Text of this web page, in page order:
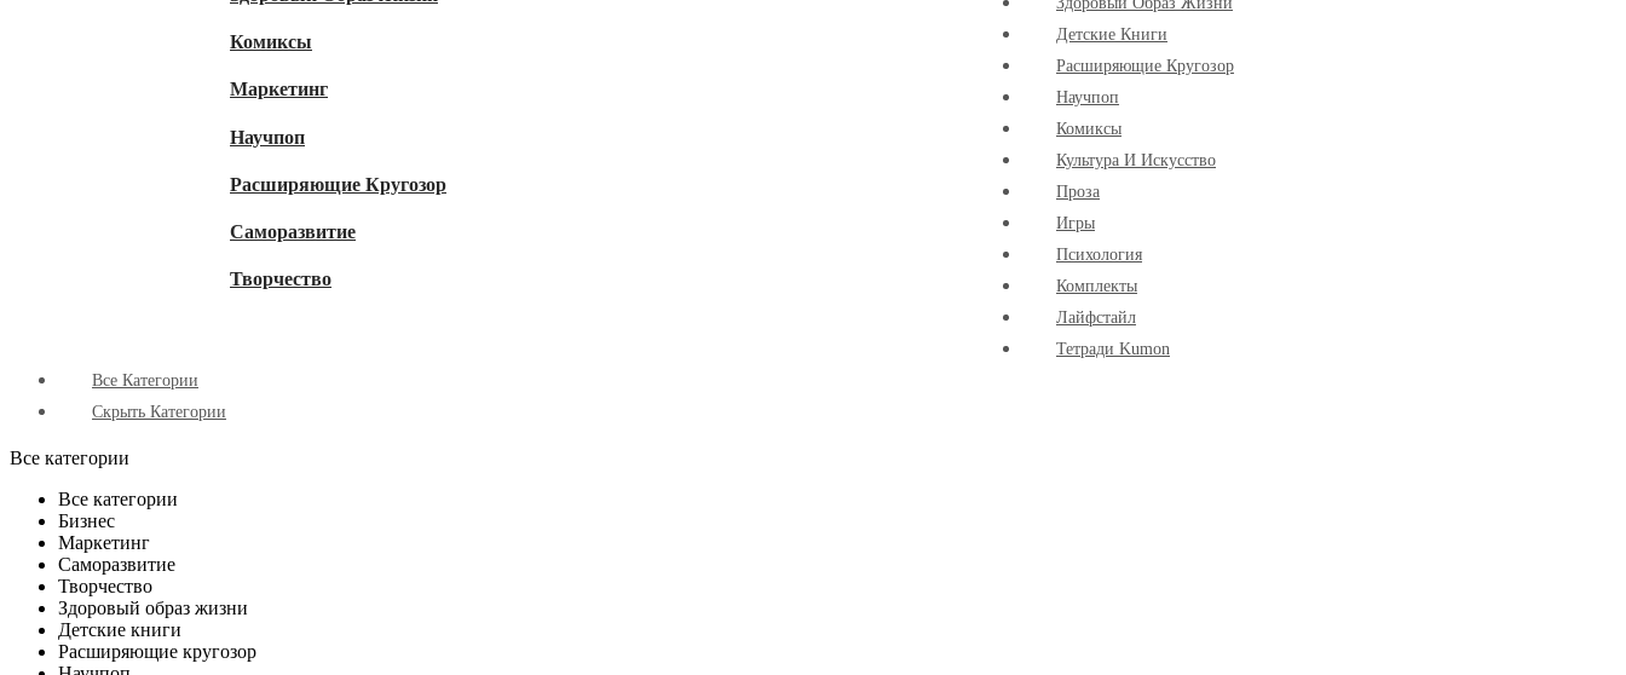
Комиксы
Маркетинг
Научпоп
Расширяющие Кругозор
Cаморазвитие
Творчество
Детские Книги
Расширяющие Кругозор
Научпоп
Комиксы
Культура И Искусство
Проза
Игры
Психология
Комплекты
Лайфстайл
Тетради Kumon
Все Категории
Скрыть Категории
Все категории
Все категории
Бизнес
Маркетинг
Саморазвитие
Творчество
Здоровый образ жизни
Детские книги
Расширяющие кругозор